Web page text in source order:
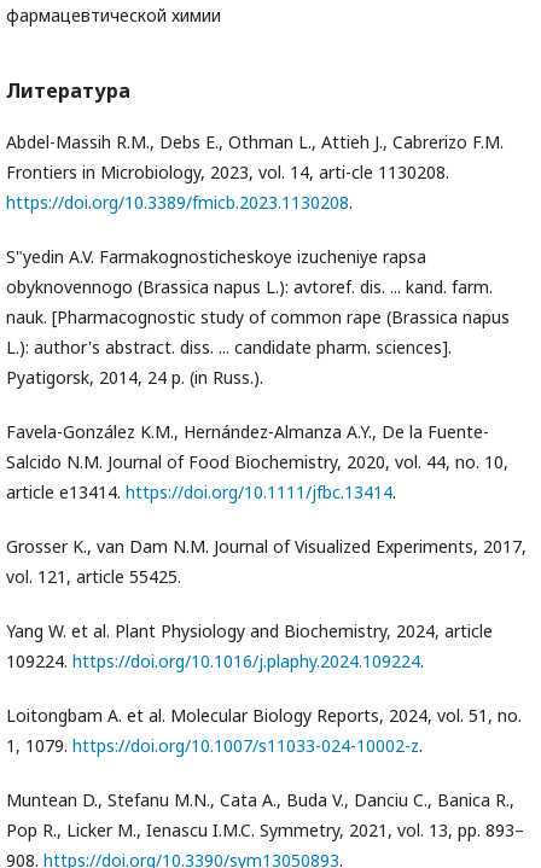
фармацевтической химии
Литература
Abdel-Massih R.M., Debs E., Othman L., Attieh J., Cabrerizo F.M.
Frontiers in Microbiology, 2023, vol. 14, arti-cle 1130208.
https://doi.org/10.3389/fmicb.2023.1130208.
S"yedin A.V. Farmakognosticheskoye izucheniye rapsa
obyknovennogo (Brassica napus L.): avtoref. dis. ... kand. farm.
nauk. [Pharmacognostic study of common rape (Brassica napus
L.): author's abstract. diss. ... candidate pharm. sciences].
Pyatigorsk, 2014, 24 p. (in Russ.).
Favela-González K.M., Hernández-Almanza A.Y., De la Fuente-
Salcido N.M. Journal of Food Biochemistry, 2020, vol. 44, no. 10,
article e13414. https://doi.org/10.1111/jfbc.13414.
Grosser K., van Dam N.M. Journal of Visualized Experiments, 2017,
vol. 121, article 55425.
Yang W. et al. Plant Physiology and Biochemistry, 2024, article
109224. https://doi.org/10.1016/j.plaphy.2024.109224.
Loitongbam A. et al. Molecular Biology Reports, 2024, vol. 51, no.
1, 1079. https://doi.org/10.1007/s11033-024-10002-z.
Muntean D., Stefanu M.N., Cata A., Buda V., Danciu C., Banica R.,
Pop R., Licker M., Ienascu I.M.C. Symmetry, 2021, vol. 13, pp. 893–
908. https://doi.org/10.3390/sym13050893.